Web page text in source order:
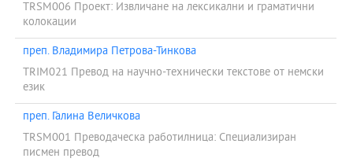
TRSM006 Проект: Извличане на лексикални и граматични
колокации
преп. Владимира Петрова-Тинкова
TRIM021 Превод на научно-технически текстове от немски
език
преп. Галина Величкова
TRSM001 Преводаческа работилница: Специализиран
писмен превод